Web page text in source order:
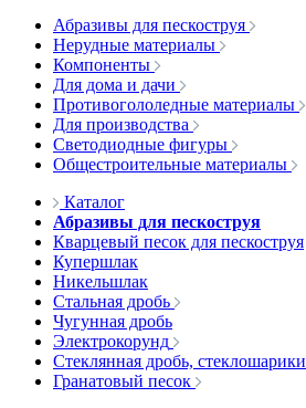
Абразивы для пескоструя
Нерудные материалы
Компоненты
Для дома и дачи
Противогололедные материалы
Для производства
Светодиодные фигуры
Общестроительные материалы
Каталог
Абразивы для пескоструя
Кварцевый песок для пескоструя
Купершлак
Никельшлак
Стальная дробь
Чугунная дробь
Электрокорунд
Стеклянная дробь, стеклошарики
Гранатовый песок